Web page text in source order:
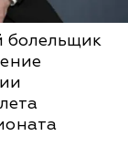
болельщик